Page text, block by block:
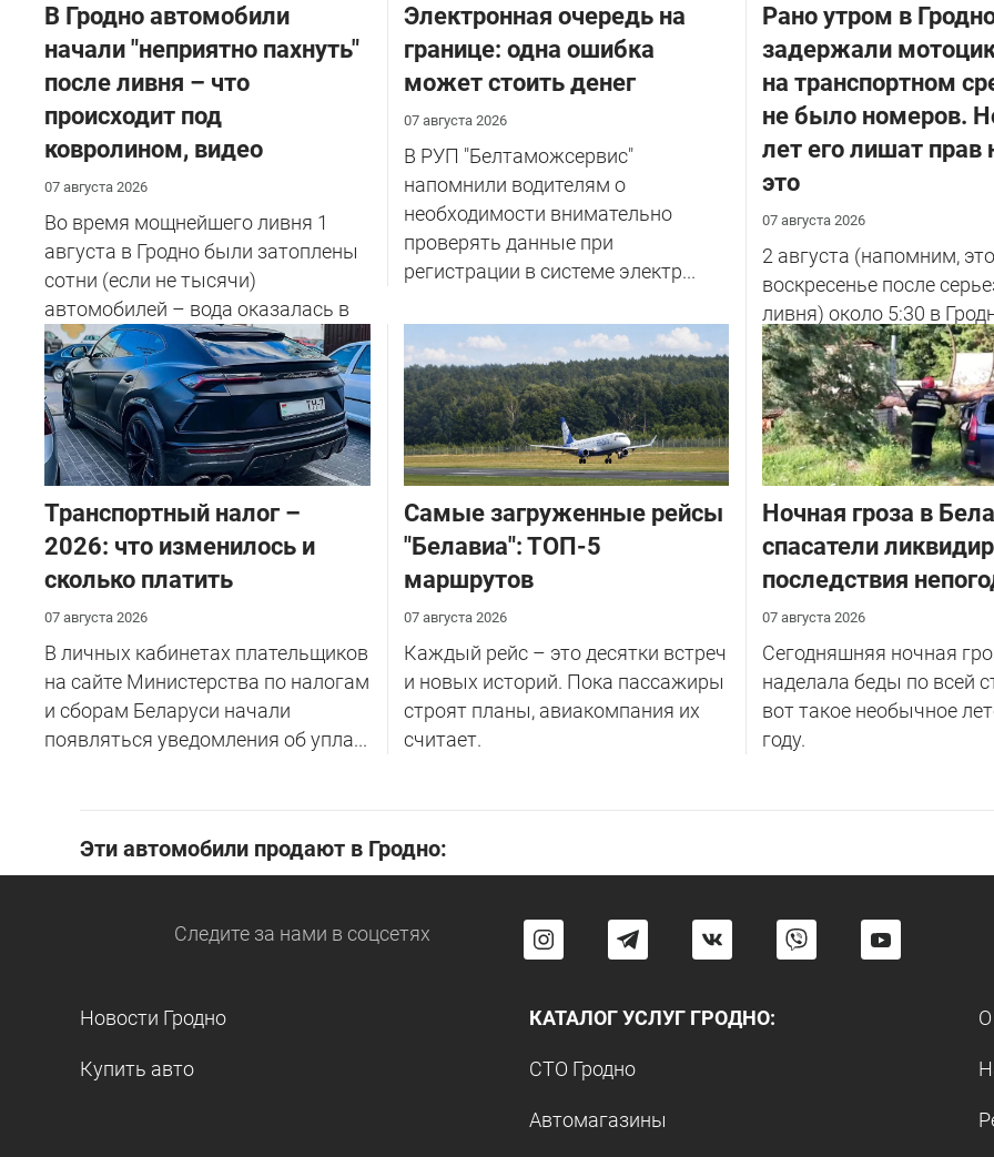
В Гродно автомобили
начали "неприятно пахнуть"
после ливня – что
происходит под
ковролином, видео
07 августа 2026
Во время мощнейшего ливня 1
августа в Гродно были затоплены
сотни (если не тысячи)
автомобилей – вода оказалась в
салоне...
Электронная очередь на
границе: одна ошибка
может стоить денег
07 августа 2026
В РУП "Белтаможсервис"
напомнили водителям о
необходимости внимательно
проверять данные при
регистрации в системе электр...
Рано утром в
задержали
на транспортном
не было номеров.
лет его лишат прав
это
07 августа 2026
2 августа (напомним,
воскресенье после
ливня) около 5:30 в
улице Советских
у...
Транспортный налог –
2026: что изменилось и
сколько платить
07 августа 2026
В личных кабинетах плательщиков
на сайте Министерства по налогам
и сборам Беларуси начали
появляться уведомления об упла...
Самые загруженные рейсы
"Белавиа": ТОП-5
маршрутов
07 августа 2026
Каждый рейс – это десятки встреч
и новых историй. Пока пассажиры
строят планы, авиакомпания их
считает.
Ночная гроза в
спасатели
последствия
07 августа 2026
Сегодняшняя ночная
наделала беды по всей
вот такое необычное
году.
Эти автомобили продают в Гродно:
Следите за нами в соцсетях
Новости Гродно
Купить авто
КАТАЛОГ УСЛУГ ГРОДНО:
СТО Гродно
Автомагазины